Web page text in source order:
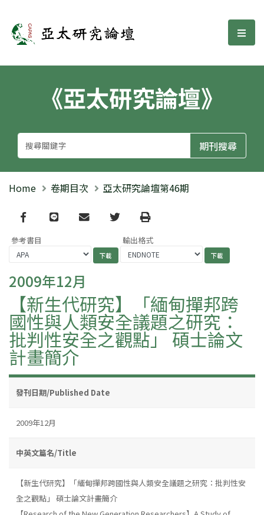
亞太研究論壇 選
《亞太研究論壇》
Home 卷期目次 亞太研究論壇第46期
Facebook
line email TwitterPrint
參考書目 輸出格式
2009年12月
【新生代研究】「緬甸撣邦跨
國性與人類安全議題之研究：
批判性安全之觀點」 碩士論文
計畫簡介
發刊日期/Published Date
2009年12月
中英文篇名/Title
【新生代研究】「緬甸撣邦跨國性與人類安全議題之研究：批判性安
全之觀點」 碩士論文計畫簡介